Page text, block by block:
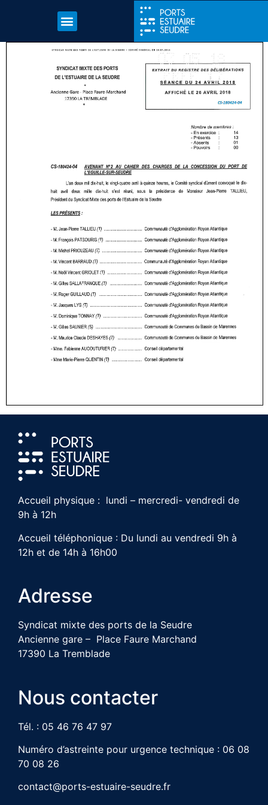
Accueil physique : lundi – mercredi- vendredi de
9h à 12h
Accueil téléphonique : Du lundi au vendredi 9h à
12h et de 14h à 16h00
Adresse
Syndicat mixte des ports de la Seudre
Ancienne gare – Place Faure Marchand
17390 La Tremblade
Nous contacter
Tél. : 05 46 76 47 97
Numéro d’astreinte pour urgence technique : 06 08
70 08 26
contact@ports-estuaire-seudre.fr